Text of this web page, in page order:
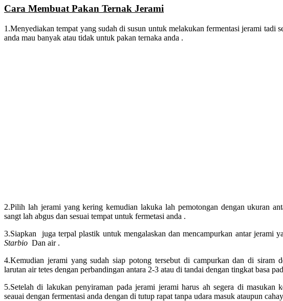
Cara Membuat Pakan Ternak Jerami
1.Menyediakan tempat yang sudah di susun untuk melakukan fermentasi jerami tadi
anda mau banyak atau tidak untuk pakan ternaka anda .
2.Pilih lah jerami yang kering kemudian lakuka lah pemotongan dengan ukuran
sangt lah abgus dan sesuai tempat untuk fermetasi anda .
3.Siapkan juga terpal plastik untuk mengalaskan dan mencampurkan antar jerami
Starbio Dan air .
4.Kemudian jerami yang sudah siap potong tersebut di campurkan dan di siram
larutan air tetes dengan perbandingan antara 2-3 atau di tandai dengan tingkat basa
5.Setelah di lakukan penyiraman pada jerami jerami harus ah segera di masukan
seauai dengan fermentasi anda dengan di tutup rapat tanpa udara masuk ataupun